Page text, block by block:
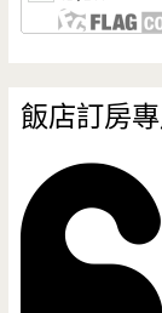
飯店訂房專